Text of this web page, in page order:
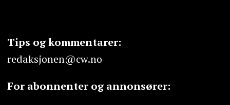
Tips og kommentarer:
redaksjonen@cw.no
For abonnenter og annonsører: